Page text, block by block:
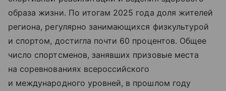
образа жизни. По итогам 2025 года доля жителей
региона, регулярно занимающихся физкультурой
и спортом, достигла почти 60 процентов. Общее
число спортсменов, занявших призовые места
на соревнованиях всероссийского
и международного уровней, в прошлом году